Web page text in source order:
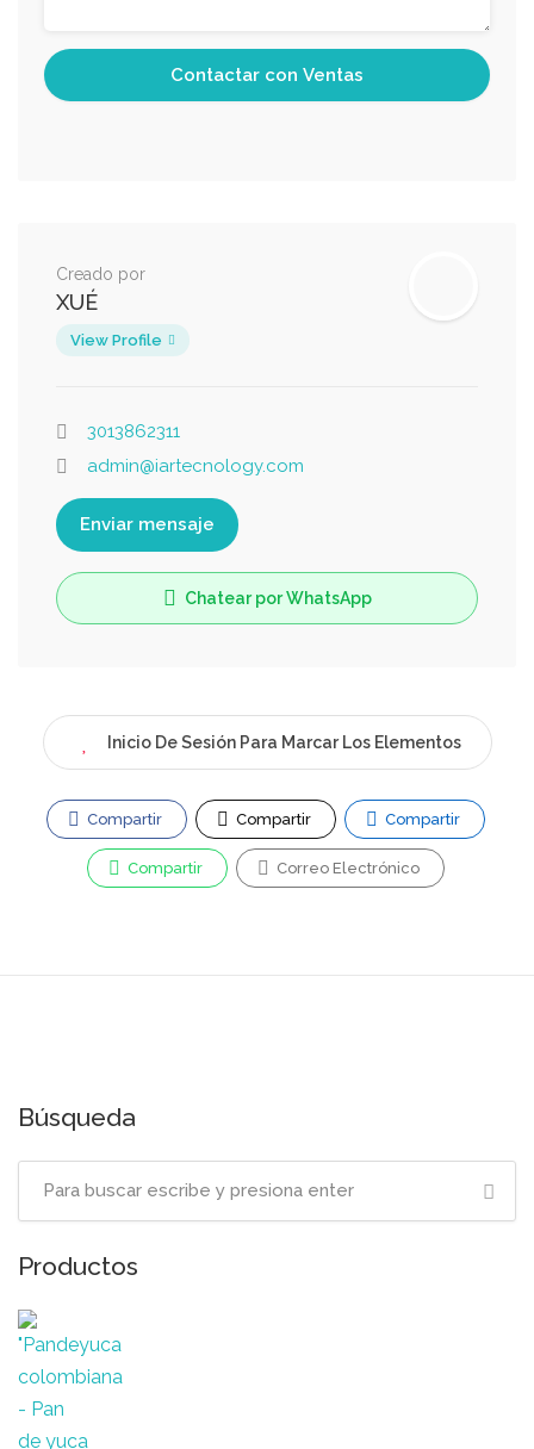
Creado por
XUÉ
View Profile
3013862311
admin@iartecnology.com
Enviar mensaje
Chatear por WhatsApp
Inicio De Sesión Para Marcar Los Elementos
Compartir Compartir Compartir
Compartir Correo Electrónico
Búsqueda
Productos